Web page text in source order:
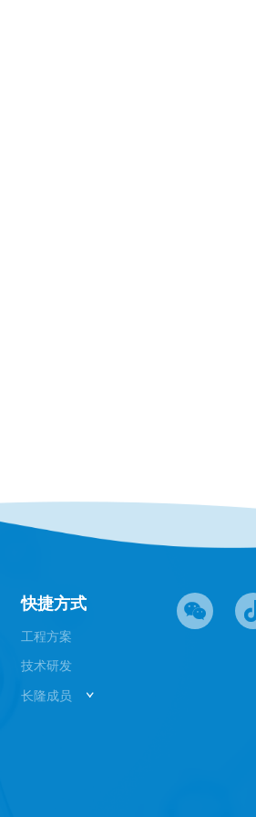
快捷方式
工程方案
技术研发
长隆成员